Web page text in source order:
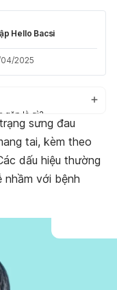
Hello Bacsi
2025
gặp là gì?
giai đoạn
sưng đau
tai, kèm theo
dấu hiệu thường
nhầm với bệnh